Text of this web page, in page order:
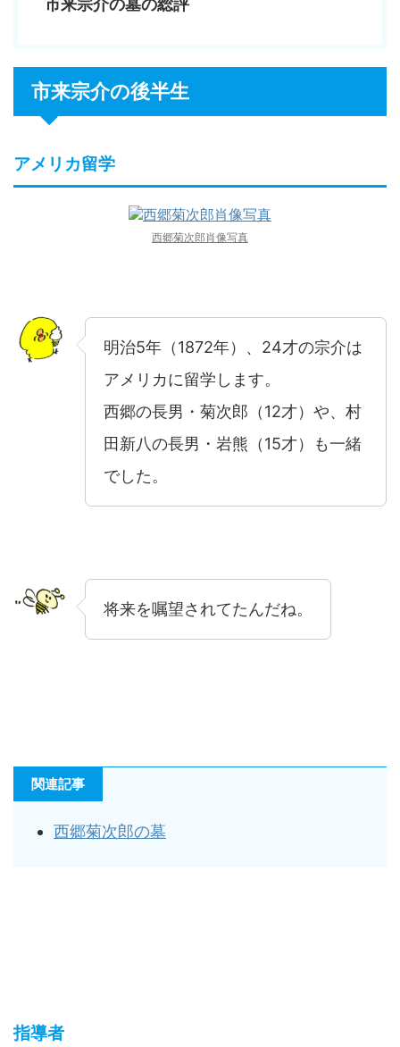
市来宗介の墓の総評
市来宗介の後半生
アメリカ留学
西郷菊次郎肖像写真
明治5年（1872年）、24才の宗介は
アメリカに留学します。
西郷の長男・菊次郎（12才）や、村
田新八の長男・岩熊（15才）も一緒
でした。
将来を嘱望されてたんだね。
関連記事
西郷菊次郎の墓
指導者